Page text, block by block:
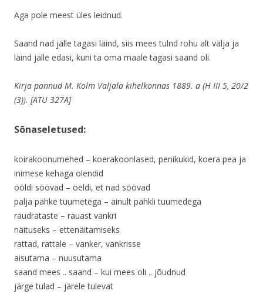
Aga pole meest üles leidnud.
Saand nad jälle tagasi läind, siis mees tulnd rohu alt välja ja
läind jälle edasi, kuni ta oma maale tagasi saand oli.
Kirja pannud M. Kolm Valjala kihelkonnas 1889. a (H III 5, 20/2
(3)). [ATU 327A]
Sõnaseletused:
koirakoonumehed – koerakoonlased, penikukid, koera pea ja
inimese kehaga olendid
ööldi söövad – öeldi, et nad söövad
palja pähke tuumetega – ainult pähkli tuumedega
raudrataste – rauast vankri
näituseks – ettenäitamiseks
rattad, rattale – vanker, vankrisse
aisutama – nuusutama
saand mees .. saand – kui mees oli .. jõudnud
järge tulad – järele tulevat